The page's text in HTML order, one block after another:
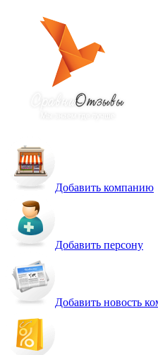
Добавить компанию
Добавить персону
Добавить новость